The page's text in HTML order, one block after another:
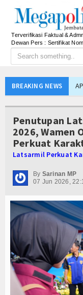
Terverifikasi Faktual &
Dewan Pers : Sertifikat
BREAKING NEWS
Penutupan
2026, Wamen
Perkuat
Latsarmil Perkuat
By Sarinan MP
07 Jun 2026,